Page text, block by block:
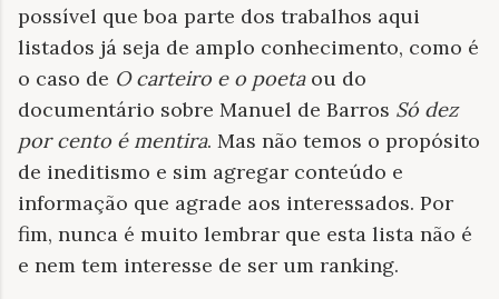
possível que boa parte dos trabalhos aqui
listados já seja de amplo conhecimento, como é
o caso de O carteiro e o poetaou do
documentário sobre Manuel de Barros Só dez
por cento é mentira. Mas não temos o propósito
de ineditismo e sim agregar conteúdo e
informação que agrade aos interessados. Por
fim, nunca é muito lembrar que esta lista não é
e nem tem interesse de ser um ranking.